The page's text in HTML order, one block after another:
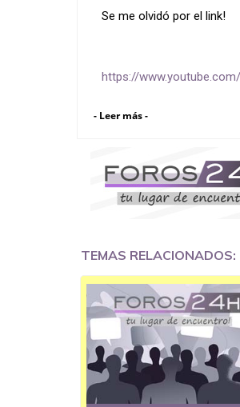
Se me olvidó por el link!
https://
- Leer más -
TEMAS RELACIONADOS: